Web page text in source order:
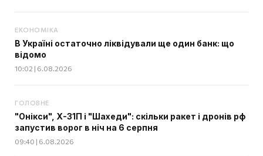
ЕКОНОМІКА
В Україні остаточно ліквідували ще один банк: що
відомо
10:02 | 6.08.2026
ГОЛОВНЕ
"Онікси", Х-31П і "Шахеди": скільки ракет і дронів рф
запустив ворог в ніч на 6 серпня
09:40 | 6.08.2026